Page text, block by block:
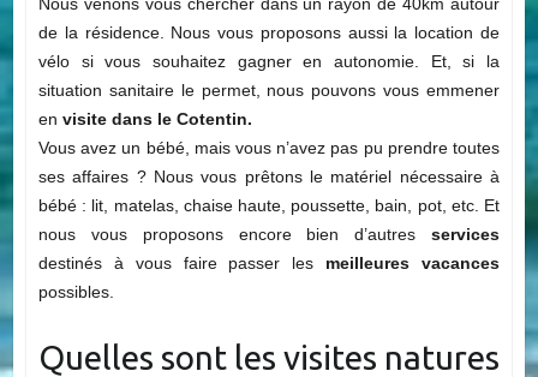
de la résidence. Nous vous proposons aussi la location de
vélo si vous souhaitez gagner en autonomie. Et, si la
situation sanitaire le permet, nous pouvons vous emmener
en visite dans le Cotentin.
Vous avez un bébé, mais vous n’avez pas pu prendre toutes
ses affaires ? Nous vous prêtons le matériel nécessaire à
bébé : lit, matelas, chaise haute, poussette, bain, pot, etc. Et
nous vous proposons encore bien d’autresservices
destinés à vous faire passer les meilleures vacances
possibles.
Quelles sont les visites natures